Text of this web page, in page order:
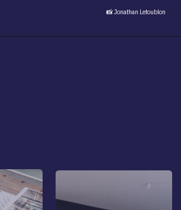
📸 Jonathan Letoublon